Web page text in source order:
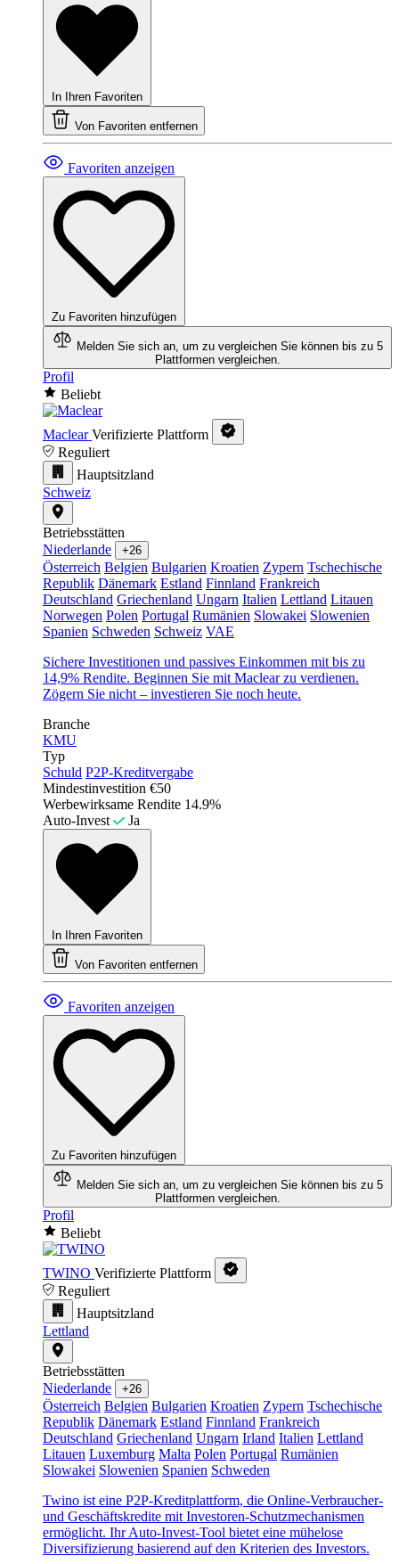
In Ihren Favoriten
Von Favoriten entfernen
Favoriten anzeigen
Zu Favoriten hinzufügen
Melden Sie sich an, um zu vergleichen Sie können bis zu 5
Plattformen vergleichen.
Profil
Beliebt
Maclear Verifizierte Plattform
Reguliert
Hauptsitzland
Schweiz
Betriebsstätten
Niederlande
+26
Österreich Belgien Bulgarien Kroatien Zypern Tschechische
Republik Dänemark Estland Finnland Frankreich
Deutschland Griechenland Ungarn Italien Lettland Litauen
Norwegen Polen Portugal Rumänien Slowakei Slowenien
Spanien Schweden Schweiz VAE
Sichere Investitionen und passives Einkommen mit bis zu
14,9% Rendite. Beginnen Sie mit Maclear zu verdienen.
Zögern Sie nicht – investieren Sie noch heute.
Branche
KMU
Typ
Schuld P2P-Kreditvergabe
Mindestinvestition €50
Werbewirksame Rendite 14.9%
Auto-Invest
Ja
In Ihren Favoriten
Von Favoriten entfernen
Favoriten anzeigen
Zu Favoriten hinzufügen
Melden Sie sich an, um zu vergleichen Sie können bis zu 5
Plattformen vergleichen.
Profil
Beliebt
TWINO Verifizierte Plattform
Reguliert
Hauptsitzland
Lettland
Betriebsstätten
Niederlande
+26
Österreich Belgien Bulgarien Kroatien Zypern Tschechische
Republik Dänemark Estland Finnland Frankreich
Deutschland Griechenland Ungarn Irland Italien Lettland
Litauen Luxemburg Malta Polen Portugal Rumänien
Slowakei Slowenien Spanien Schweden
Twino ist eine P2P-Kreditplattform, die Online-Verbraucher-
und Geschäftskredite mit Investoren-Schutzmechanismen
ermöglicht. Ihr Auto-Invest-Tool bietet eine mühelose
Diversifizierung basierend auf den Kriterien des Investors.